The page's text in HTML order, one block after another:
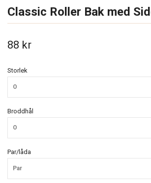
Classic Roller Bak med
88 kr
Storlek
O
Broddhål
O
Par/låda
Par